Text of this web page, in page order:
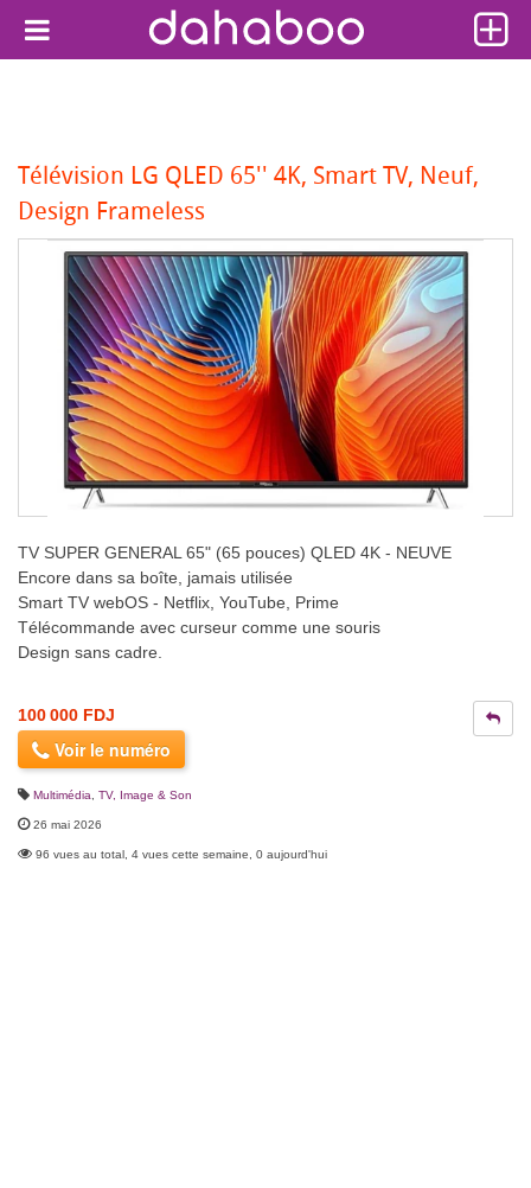
Télévision LG QLED 65'' 4K, Smart TV, Neuf,
Design Frameless
TV SUPER GENERAL 65" (65 pouces) QLED 4K - NEUVE
Encore dans sa boîte, jamais utilisée
Smart TV webOS - Netflix, YouTube, Prime
Télécommande avec curseur comme une souris
Design sans cadre.
100 000 FDJ
Voir le numéro
Multimédia TV, Image & Son
26 mai 2026
96 vues au total, 4 vues cette semaine, 0 aujourd'hui